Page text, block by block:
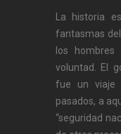
La historia
fantasmas
los
voluntad. El
fue un viaje
pasados, a
“seguridad